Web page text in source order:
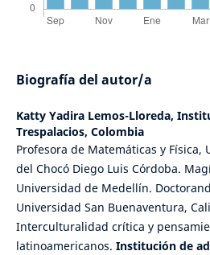
Biografía del autor/a
Katty Yadira Lemos-Lloreda,
Trespalacios, Colombia
Profesora de Matemáticas y Física,
del Chocó Diego Luis Córdoba.
Universidad de Medellín.
Universidad San Buenaventura,
Interculturalidad crítica y
latinoamericanos. Institución de